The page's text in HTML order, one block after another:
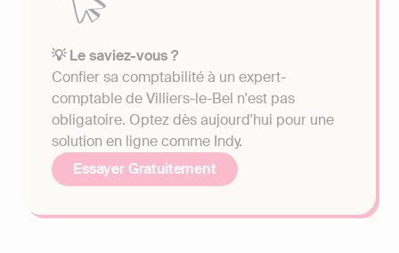
💡 Le saviez-vous ?
Confier sa comptabilité à un expert-
comptable de Villiers-le-Bel n'est pas
obligatoire. Optez dès aujourd'hui pour une
solution en ligne comme Indy.
Essayer Gratuitement